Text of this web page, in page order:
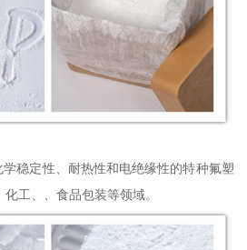
稳定性、耐热性和电绝缘性的特种氟塑
工、、食品包装等领域。